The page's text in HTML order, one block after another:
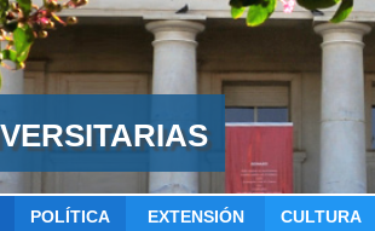
POLÍTICA EXTENSIÓN CULTURA